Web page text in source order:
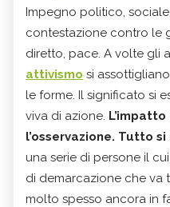
Impegno politico,
contestazione contro le
diretto, pace. A volte gli
attivismo si
le forme. Il significato si
viva di azione.
l’osservazione. Tutto
una serie di persone il
di demarcazione che va
molto spesso ancora in